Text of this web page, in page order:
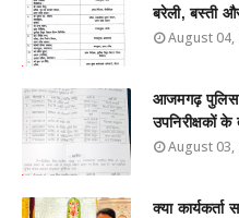
बरेली, बस्ती
August 04,
आजमगढ़ पुलिस
उपनिरीक्षकों
August 03,
क्या